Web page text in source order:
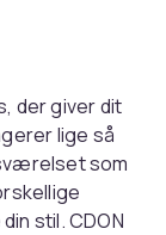
der giver dit
lige så
som
stil. CDON